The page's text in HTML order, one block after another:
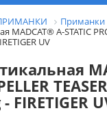
Приманки
MADCAT® A-STATIC
UV
FIRETIGER